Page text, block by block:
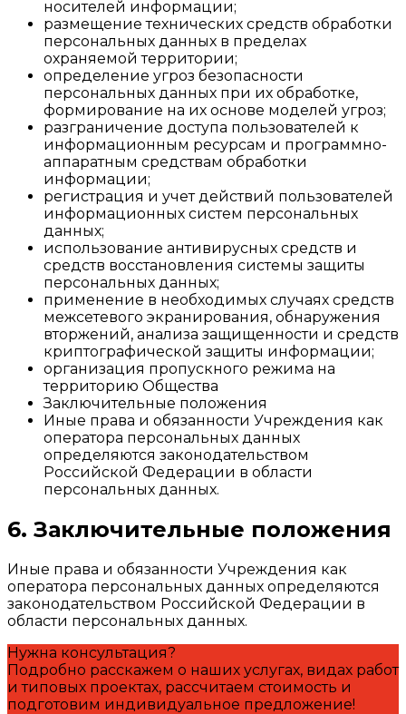
носителей информации;
размещение технических средств обработки
персональных данных в пределах
охраняемой территории;
определение угроз безопасности
персональных данных при их обработке,
формирование на их основе моделей угроз;
разграничение доступа пользователей к
информационным ресурсам и программно-
аппаратным средствам обработки
информации;
регистрация и учет действий пользователей
информационных систем персональных
данных;
использование антивирусных средств и
средств восстановления системы защиты
персональных данных;
применение в необходимых случаях средств
межсетевого экранирования, обнаружения
вторжений, анализа защищенности и средств
криптографической защиты информации;
организация пропускного режима на
территорию Общества
Заключительные положения
Иные права и обязанности Учреждения как
оператора персональных данных
определяются законодательством
Российской Федерации в области
персональных данных.
6. Заключительные положения
Иные права и обязанности Учреждения как
оператора персональных данных определяются
законодательством Российской Федерации в
области персональных данных.
Нужна консультация?
Подробно расскажем о наших услугах, видах работ
и типовых проектах, рассчитаем стоимость и
подготовим индивидуальное предложение!